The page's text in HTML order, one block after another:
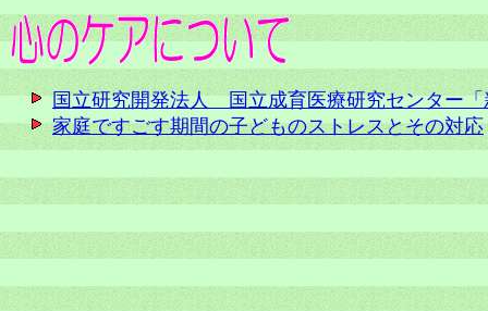
国立研究開発法人 国立成育医療研究センター
家庭ですごす期間の子どものストレスとその対応